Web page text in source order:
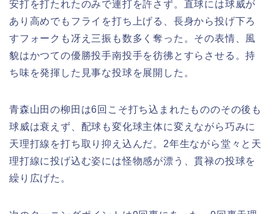
安打を打たれたのみで連打を許さず。直球には球威が
あり高めでもフライを打ち上げる、長身から投げ下ろ
すフォークも冴え三振も数多く奪った。その表情、風
貌はかつての優勝投手南投手を彷彿とすらさせる。持
ち味を発揮した見事な投球を展開した。
青森山田の柳田は6回こそ打ち込まれたもののその後も
球威は衰えず、配球も変化球主体に変えながら巧みに
天理打線を打ち取り抑え込んだ。2年生ながら堂々と天
理打線に投げ込む姿には怪物感が漂う、貫禄の投球を
繰り広げた。